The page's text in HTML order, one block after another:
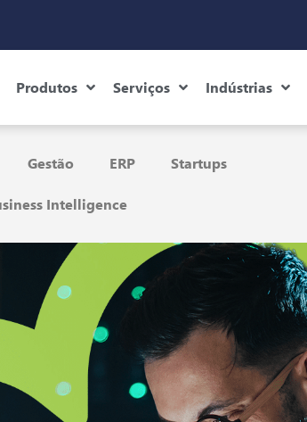
Produtos Serviços Indústrias
Gestão ERP Startups
Intelligence